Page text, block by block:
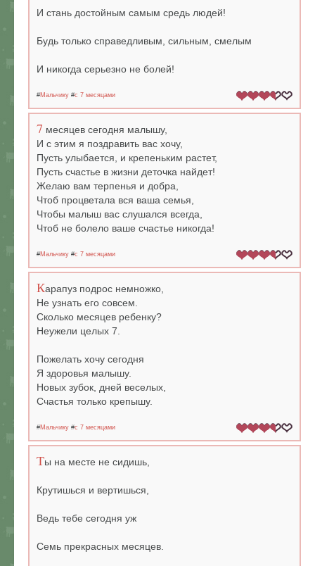
И стань достойным самым средь людей!
Будь только справедливым, сильным, смелым
И никогда серьезно не болей!
#Мальчику #c 7 месяцами
7 месяцев сегодня малышу,
И с этим я поздравить вас хочу,
Пусть улыбается, и крепеньким растет,
Пусть счастье в жизни деточка найдет!
Желаю вам терпенья и добра,
Чтоб процветала вся ваша семья,
Чтобы малыш вас слушался всегда,
Чтоб не болело ваше счастье никогда!
#Мальчику #c 7 месяцами
Карапуз подрос немножко,
Не узнать его совсем.
Сколько месяцев ребенку?
Неужели целых 7.
Пожелать хочу сегодня
Я здоровья малышу.
Новых зубок, дней веселых,
Счастья только крепышу.
#Мальчику #c 7 месяцами
Ты на месте не сидишь,
Крутишься и вертишься,
Ведь тебе сегодня уж
Семь прекрасных месяцев.